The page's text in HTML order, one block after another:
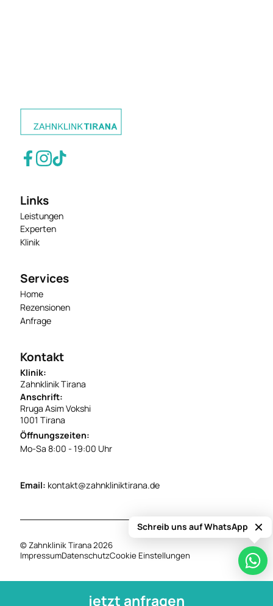
Links
Leistungen
Experten
Klinik
Services
Home
Rezensionen
Anfrage
Kontakt
Klinik:
Zahnklinik Tirana
Anschrift:
Rruga Asim Vokshi
1001 Tirana
Öffnungszeiten:
Mo-Sa 8:00 - 19:00 Uhr
Email: kontakt@zahnkliniktirana.de
© Zahnklinik Tirana 2026
ImpressumDatenschutzCookie Einstellungen
jetzt anfragen
Schreib uns auf WhatsApp